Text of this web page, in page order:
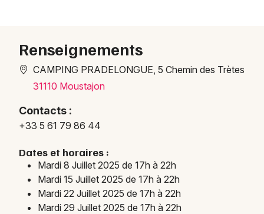
Artistes en tournée
Magazine en Haute-Garonne
Renseignements
CAMPING PRADELONGUE, 5 Chemin des Trètes
31110 Moustajon
Contacts :
+33 5 61 79 86 44
Dates et horaires :
Mardi 8 Juillet 2025 de 17h à 22h
Mardi 15 Juillet 2025 de 17h à 22h
Mardi 22 Juillet 2025 de 17h à 22h
Mardi 29 Juillet 2025 de 17h à 22h